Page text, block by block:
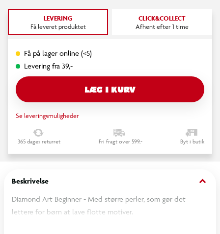
LEVERING
Få leveret produktet
CLICK&COLLECT
Afhent efter 1 time
Få på lager online (<5)
Levering fra 39,-
LÆG I KURV
Se leveringsmuligheder
365 dages returret Fri fragt over 599,- Byt i butik
Beskrivelse keyboard_arrow_down
Diamond Art Beginner - Med større perler, som gør det
lettere for børn at lave flotte motiver.